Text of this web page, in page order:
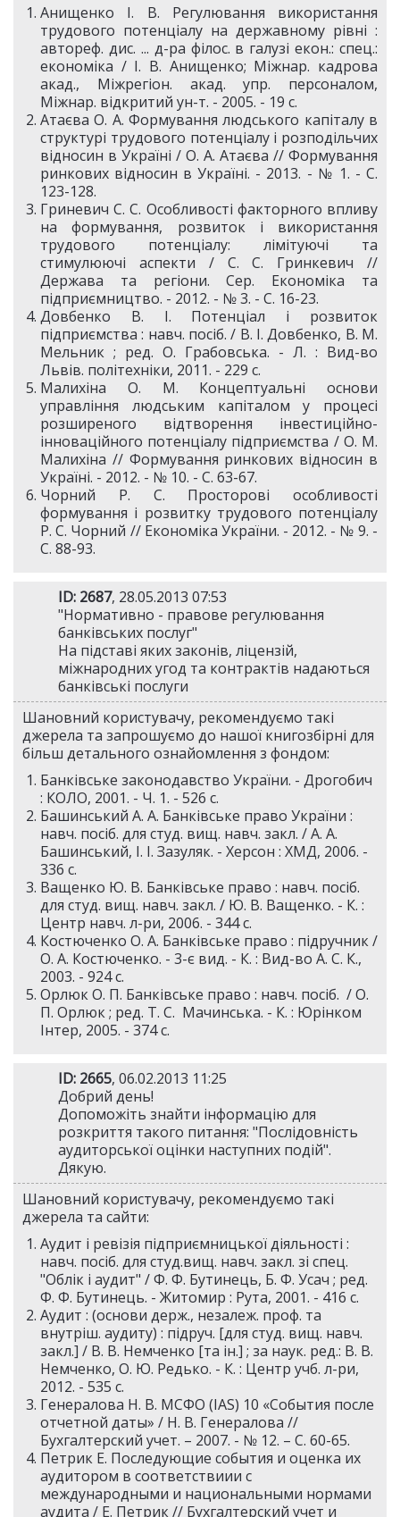
Анищенко І. В. Регулювання використання
трудового потенціалу на державному рівні :
автореф. дис. ... д-ра філос. в галузі екон.: спец.:
економіка / І. В. Анищенко; Міжнар. кадрова
акад., Міжрегіон. акад. упр. персоналом,
Міжнар. відкритий ун-т. - 2005. - 19 с.
Атаєва О. А. Формування людського капіталу в
структурі трудового потенціалу і розподільчих
відносин в Україні / О. А. Атаєва // Формування
ринкових відносин в Україні. - 2013. - № 1. - С.
123-128.
Гриневич С. С. Особливості факторного впливу
на формування, розвиток і використання
трудового потенціалу: лімітуючі та
стимулюючі аспекти / С. С. Гринкевич //
Держава та регіони. Сер. Економіка та
підприємництво. - 2012. - № 3. - С. 16-23.
Довбенко В. І. Потенціал і розвиток
підприємства : навч. посіб. / В. І. Довбенко, В. М.
Мельник ; ред. О. Грабовська. - Л. : Вид-во
Львів. політехніки, 2011. - 229 с.
Малихіна О. М. Концептуальні основи
управління людським капіталом у процесі
розширеного відтворення інвестиційно-
інноваційного потенціалу підприємства / О. М.
Малихіна // Формування ринкових відносин в
Україні. - 2012. - № 10. - С. 63-67.
Чорний Р. С. Просторові особливості
формування і розвитку трудового потенціалу
Р. С. Чорний // Економіка України. - 2012. - № 9. -
С. 88-93.
ID: 2687, 28.05.2013 07:53
"Нормативно - правове регулювання
банківських послуг"
На підставі яких законів, ліцензій,
міжнародних угод та контрактів надаються
банківські послуги
Шановний користувачу, рекомендуємо такі
джерела та запрошуємо до нашої книгозбірні для
більш детального ознайомлення з фондом:
Банківське законодавство України. - Дрогобич
: КОЛО, 2001. - Ч. 1. - 526 с.
Башинський А. А. Банківське право України :
навч. посіб. для студ. вищ. навч. закл. / А. А.
Башинський, І. І. Зазуляк. - Херсон : ХМД, 2006. -
336 с.
Ващенко Ю. В. Банківське право : навч. посіб.
для студ. вищ. навч. закл. / Ю. В. Ващенко. - К. :
Центр навч. л-ри, 2006. - 344 с.
Костюченко О. А. Банківське право : підручник /
О. А. Костюченко. - 3-є вид. - К. : Вид-во А. С. К.,
2003. - 924 с.
Орлюк О. П. Банківське право : навч. посіб. / О.
П. Орлюк ; ред. Т. С. Мачинська. - К. : Юрінком
Інтер, 2005. - 374 с.
ID: 2665, 06.02.2013 11:25
Добрий день!
Допоможіть знайти інформацію для
розкриття такого питання: "Послідовність
аудиторської оцінки наступних подій".
Дякую.
Шановний користувачу, рекомендуємо такі
джерела та сайти:
Аудит і ревізія підприємницької діяльності :
навч. посiб. для студ.вищ. навч. закл. зi спец.
"Облiк i аудит" / Ф. Ф. Бутинець, Б. Ф. Усач ; ред.
Ф. Ф. Бутинець. - Житомир : Рута, 2001. - 416 c.
Аудит : (основи держ., незалеж. проф. та
внутріш. аудиту) : підруч. [для студ. вищ. навч.
закл.] / В. В. Немченко [та ін.] ; за наук. ред.: В. В.
Немченко, О. Ю. Редько. - К. : Центр учб. л-ри,
2012. - 535 с.
Генералова Н. В. МСФО (IAS) 10 «События после
отчетной даты» / Н. В. Генералова //
Бухгалтерский учет. – 2007. - № 12. – С. 60-65.
Петрик Е. Последующие события и оценка их
аудитором в соответствиии с
международными и национальными нормами
аудита / Е. Петрик // Бухгалтерский учет и